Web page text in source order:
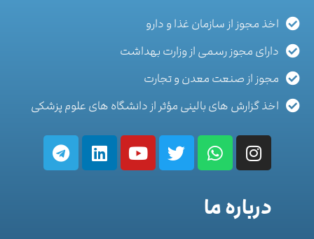
اخذ مجوز از سازمان غذا و دارو
دارای مجوز رسمی از وزارت بهداشت
مجوز از صنعت معدن و تجارت
اخذ گزارش های بالینی مؤثر از دانشگاه های علوم پزشکی
درباره ما